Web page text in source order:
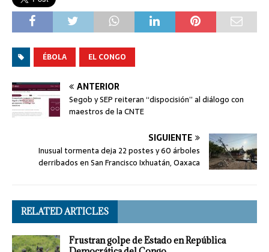
ÉBOLA EL CONGO
ANTERIOR
Segob y SEP reiteran “dispocisión” al diálogo con
maestros de la CNTE
SIGUIENTE
Inusual tormenta deja 22 postes y 60 árboles
derribados en San Francisco Ixhuatán, Oaxaca
RELATED ARTICLES
Frustran golpe de Estado en República